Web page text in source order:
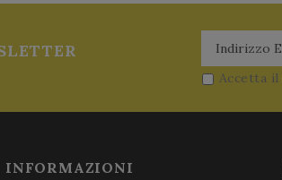
Accetta
INFORMAZIONI